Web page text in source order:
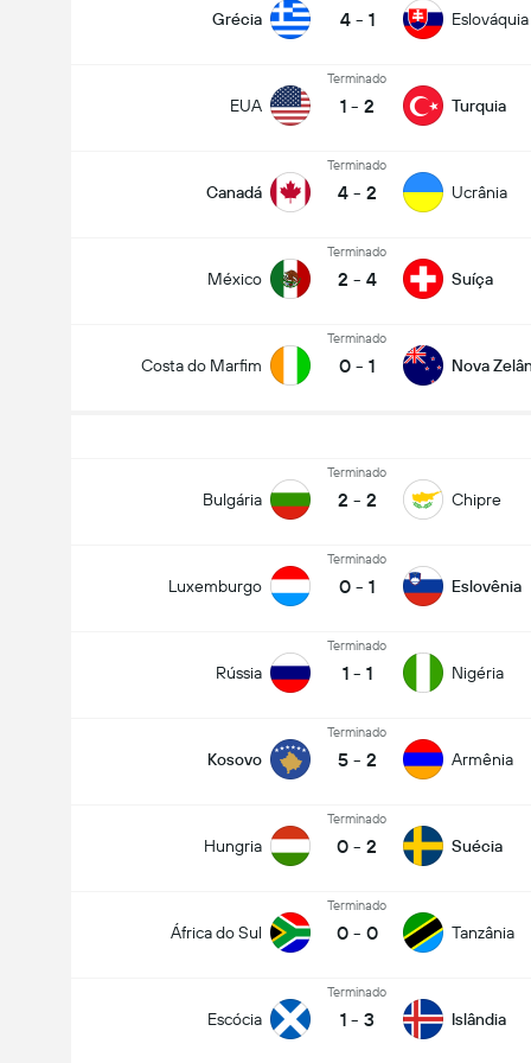
Grécia 4 - 1 Eslováquia
EUA
Terminado
1 - 2 Turquia
Canadá
Terminado
4 - 2 Ucrânia
México
Terminado
2 - 4 Suíça
Costa do Marfim
Terminado
0 - 1 Nova
Bulgária
Terminado
2 - 2 Chipre
Luxemburgo
Terminado
0 - 1 Eslovênia
Rússia
Terminado
1 - 1 Nigéria
Kosovo
Terminado
5 - 2 Armênia
Hungria
Terminado
0 - 2 Suécia
África do Sul
Terminado
0 - 0 Tanzânia
Escócia
Terminado
1 - 3 Islândia